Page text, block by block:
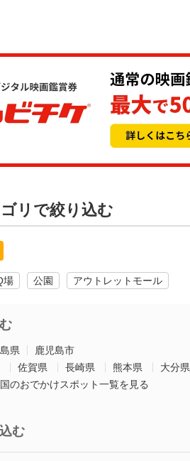
リで絞り込む
場 公園 アウトレットモール
県
鹿児島市
佐賀県 長崎県 熊本県 大分県
のおでかけスポット一覧を見る
む